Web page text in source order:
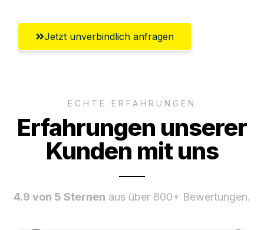
Jetzt unverbindlich anfragen
ECHTE ERFAHRUNGEN
Erfahrungen unserer
Kunden mit uns
4.9 von 5 Sternen aus über 800+ Bewertungen.